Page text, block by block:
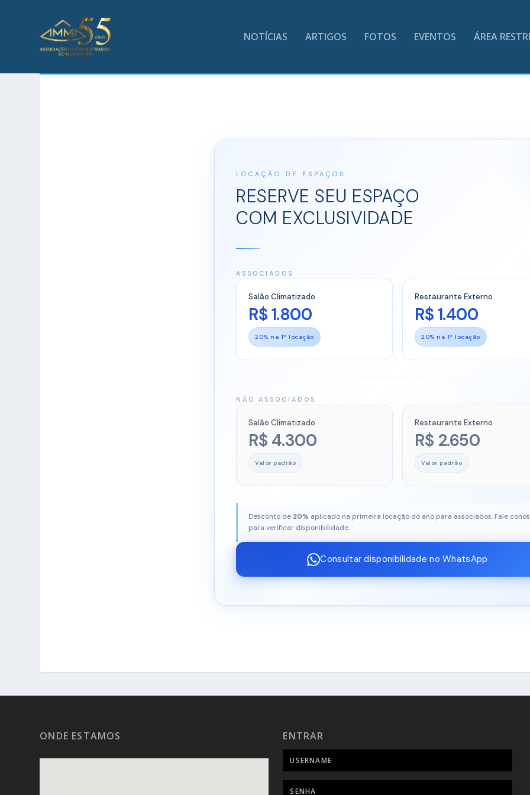
NOTÍCIAS ARTIGOS FOTOS EVENTOS ÁREA
LOCAÇÃO DE ESPAÇOS
RESERVE SEU ESPAÇO
COM EXCLUSIVIDADE
ASSOCIADOS
Salão Climatizado
R$ 1.800
20% na 1ª locação
Restaurante Externo
R$ 1.400
20% na 1ª locação
NÃO ASSOCIADOS
Salão Climatizado
R$ 4.300
Valor padrão
Restaurante Externo
R$ 2.650
Valor padrão
Desconto de 20% aplicado na primeira locação do ano para associados. Fale
para verificar disponibilidade.
Consultar disponibilidade no WhatsApp
ONDE ESTAMOS ENTRAR